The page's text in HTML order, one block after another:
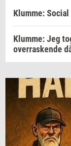
Klumme:
Klumme: Jeg
overraskende